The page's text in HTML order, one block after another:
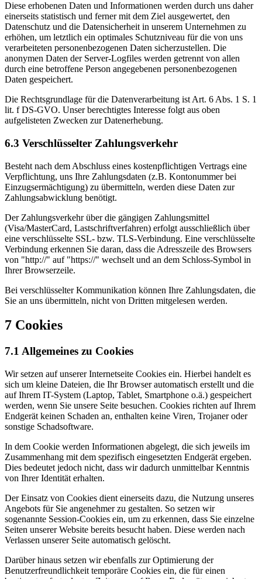
Diese erhobenen Daten und Informationen werden durch uns daher
einerseits statistisch und ferner mit dem Ziel ausgewertet, den
Datenschutz und die Datensicherheit in unserem Unternehmen zu
erhöhen, um letztlich ein optimales Schutzniveau für die von uns
verarbeiteten personenbezogenen Daten sicherzustellen. Die
anonymen Daten der Server-Logfiles werden getrennt von allen
durch eine betroffene Person angegebenen personenbezogenen
Daten gespeichert.
Die Rechtsgrundlage für die Datenverarbeitung ist Art. 6 Abs. 1 S. 1
lit. f DS-GVO. Unser berechtigtes Interesse folgt aus oben
aufgelisteten Zwecken zur Datenerhebung.
6.3 Verschlüsselter Zahlungsverkehr
Besteht nach dem Abschluss eines kostenpflichtigen Vertrags eine
Verpflichtung, uns Ihre Zahlungsdaten (z.B. Kontonummer bei
Einzugsermächtigung) zu übermitteln, werden diese Daten zur
Zahlungsabwicklung benötigt.
Der Zahlungsverkehr über die gängigen Zahlungsmittel
(Visa/MasterCard, Lastschriftverfahren) erfolgt ausschließlich über
eine verschlüsselte SSL- bzw. TLS-Verbindung. Eine verschlüsselte
Verbindung erkennen Sie daran, dass die Adresszeile des Browsers
von "http://" auf "https://" wechselt und an dem Schloss-Symbol in
Ihrer Browserzeile.
Bei verschlüsselter Kommunikation können Ihre Zahlungsdaten, die
Sie an uns übermitteln, nicht von Dritten mitgelesen werden.
7 Cookies
7.1 Allgemeines zu Cookies
Wir setzen auf unserer Internetseite Cookies ein. Hierbei handelt es
sich um kleine Dateien, die Ihr Browser automatisch erstellt und die
auf Ihrem IT-System (Laptop, Tablet, Smartphone o.ä.) gespeichert
werden, wenn Sie unsere Seite besuchen. Cookies richten auf Ihrem
Endgerät keinen Schaden an, enthalten keine Viren, Trojaner oder
sonstige Schadsoftware.
In dem Cookie werden Informationen abgelegt, die sich jeweils im
Zusammenhang mit dem spezifisch eingesetzten Endgerät ergeben.
Dies bedeutet jedoch nicht, dass wir dadurch unmittelbar Kenntnis
von Ihrer Identität erhalten.
Der Einsatz von Cookies dient einerseits dazu, die Nutzung unseres
Angebots für Sie angenehmer zu gestalten. So setzen wir
sogenannte Session-Cookies ein, um zu erkennen, dass Sie einzelne
Seiten unserer Website bereits besucht haben. Diese werden nach
Verlassen unserer Seite automatisch gelöscht.
Darüber hinaus setzen wir ebenfalls zur Optimierung der
Benutzerfreundlichkeit temporäre Cookies ein, die für einen